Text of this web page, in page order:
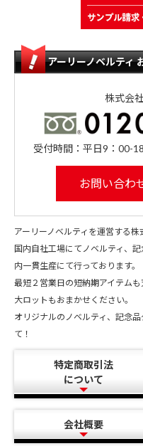
アーリーノベルティ
株式会
受付時間：平日9：00-
お問い合わ
アーリーノベルティを運営する
国内自社工場にてノベルティ、
内一貫生産にて行っております。
最短２営業日の短納期アイテム
大ロットもおまかせください。
オリジナルのノベルティ、記念
て！
特定商取引法
について
会社概要